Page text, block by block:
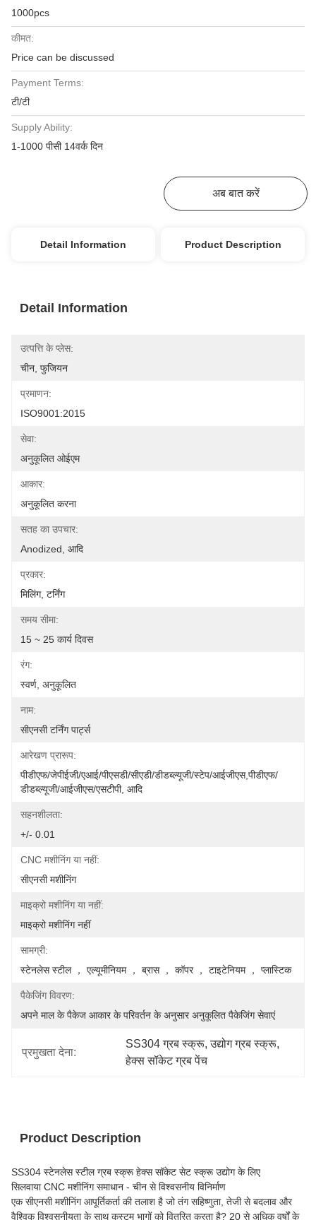
1000pcs
कीमत:
Price can be discussed
Payment Terms:
टी/टी
Supply Ability:
1-1000 पीसी 14वर्क दिन
अब बात करें
Detail Information Product Description
Detail Information
उत्पत्ति के प्लेस:
चीन, फुजियन
प्रमाणन:
ISO9001:2015
सेवा:
अनुकूलित ओईएम
आकार:
अनुकूलित करना
सतह का उपचार:
Anodized, आदि
प्रकार:
मिलिंग, टर्निंग
समय सीमा:
15 ~ 25 कार्य दिवस
रंग:
स्वर्ण, अनुकूलित
नाम:
सीएनसी टर्निंग पार्ट्स
आरेखण प्रारूप:
पीडीएफ/जेपीईजी/एआई/पीएसडी/सीएडी/डीडब्ल्यूजी/स्टेप/आईजीएस,पीडीएफ/
डीडब्ल्यूजी/आईजीएस/एसटीपी, आदि
सहनशीलता:
+/- 0.01
CNC मशीनिंग या नहीं:
सीएनसी मशीनिंग
माइक्रो मशीनिंग या नहीं:
माइक्रो मशीनिंग नहीं
सामग्री:
स्टेनलेस स्टील ， एल्यूमीनियम ， ब्रास ， कॉपर ， टाइटेनियम ， प्लास्टिक
पैकेजिंग विवरण:
अपने माल के पैकेज आकार के परिवर्तन के अनुसार अनुकूलित पैकेजिंग सेवाएं
प्रमुखता देना:
SS304 ग्रब स्क्रू, उद्योग ग्रब स्क्रू,
हेक्स सॉकेट ग्रब पेंच
Product Description
SS304 स्टेनलेस स्टील ग्रब स्क्रू हेक्स सॉकेट सेट स्क्रू उद्योग के लिए
सिलवाया CNC मशीनिंग समाधान - चीन से विश्वसनीय विनिर्माण
एक सीएनसी मशीनिंग आपूर्तिकर्ता की तलाश है जो तंग सहिष्णुता, तेजी से बदलाव और
वैश्विक विश्वसनीयता के साथ कस्टम भागों को वितरित करता है? 20 से अधिक वर्षों के